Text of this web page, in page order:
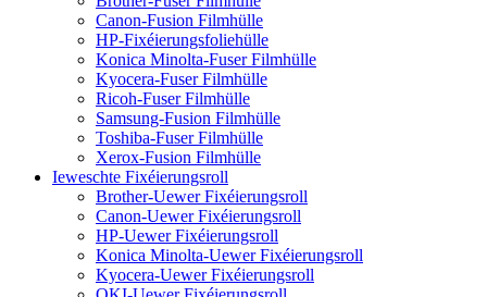
Canon-Fusion Filmhülle
HP-Fixéierungsfoliehülle
Konica Minolta-Fuser Filmhülle
Kyocera-Fuser Filmhülle
Ricoh-Fuser Filmhülle
Samsung-Fusion Filmhülle
Toshiba-Fuser Filmhülle
Xerox-Fusion Filmhülle
Ieweschte Fixéierungsroll
Brother-Uewer Fixéierungsroll
Canon-Uewer Fixéierungsroll
HP-Uewer Fixéierungsroll
Konica Minolta-Uewer Fixéierungsroll
Kyocera-Uewer Fixéierungsroll